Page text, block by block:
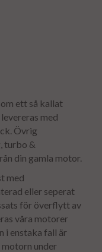
ett så kallat
med
Övrig
turbo &
din gamla motor.
med
eller seperat
för överflytt av
våra motorer
i enstaka fall är
under